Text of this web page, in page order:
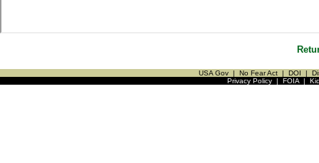
USA Gov | No Fear Act | DOI |
Privacy Policy| FOIA|